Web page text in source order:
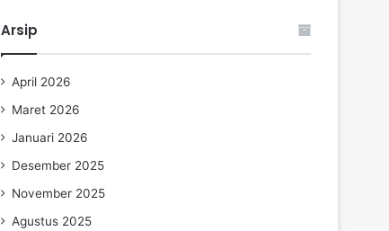
Arsip
April 2026
Maret 2026
Januari 2026
Desember 2025
November 2025
Agustus 2025